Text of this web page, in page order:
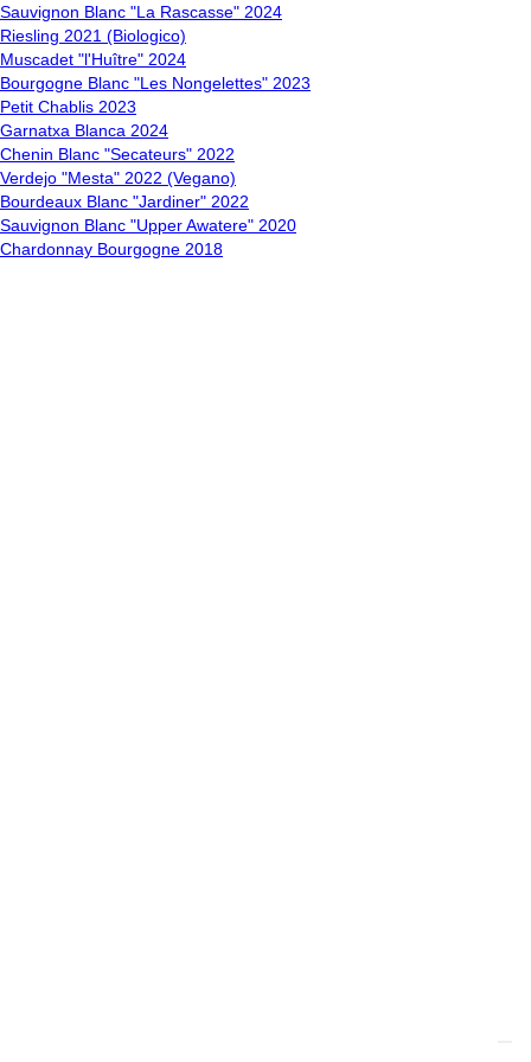
Sauvignon Blanc "La Rascasse" 2024
Riesling 2021 (Biologico)
Muscadet "l'Huître" 2024
Bourgogne Blanc "Les Nongelettes" 2023
Petit Chablis 2023
Garnatxa Blanca 2024
Chenin Blanc "Secateurs" 2022
Verdejo "Mesta" 2022 (Vegano)
Bourdeaux Blanc "Jardiner" 2022
Sauvignon Blanc "Upper Awatere" 2020
Chardonnay Bourgogne 2018